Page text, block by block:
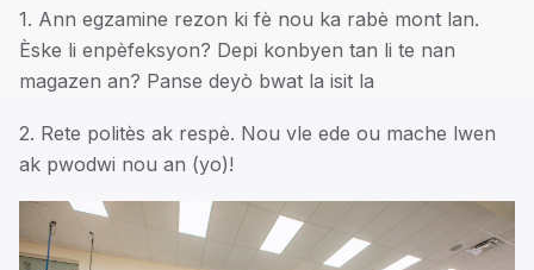
1. Ann egzamine rezon ki fè nou ka rabè mont lan.
Èske li enpèfeksyon? Depi konbyen tan li te nan
magazen an? Panse deyò bwat la isit la
2. Rete politès ak respè. Nou vle ede ou mache lwen
ak pwodwi nou an (yo)!